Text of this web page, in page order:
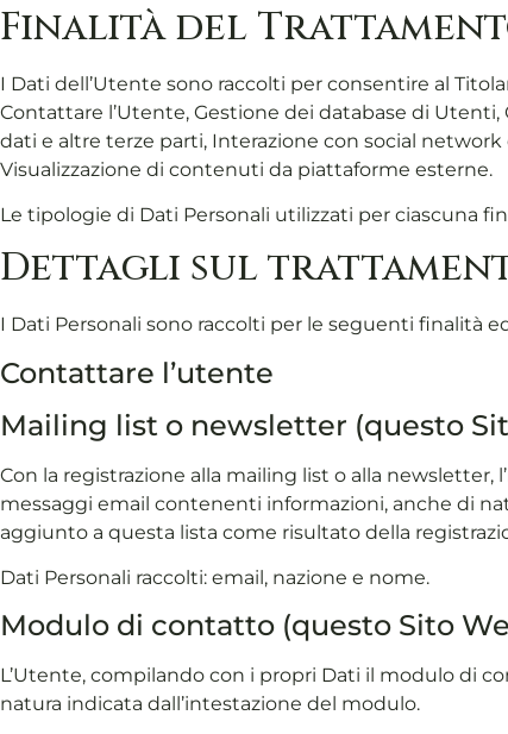
Finalità del
I Dati dell’Utente sono raccolti per consentire al
Contattare l’Utente, Gestione dei database di
dati e altre terze parti, Interazione con social
Visualizzazione di contenuti da piattaforme esterne.
Le tipologie di Dati Personali utilizzati per ciascuna
Dettagli sul
I Dati Personali sono raccolti per le seguenti finalità
Contattare l’utente
Mailing list o newsletter (questo
Con la registrazione alla mailing list o alla
messaggi email contenenti informazioni, anche di
aggiunto a questa lista come risultato della
Dati Personali raccolti: email, nazione e nome.
Modulo di contatto (questo Sito
L’Utente, compilando con i propri Dati il modulo di
natura indicata dall’intestazione del modulo.